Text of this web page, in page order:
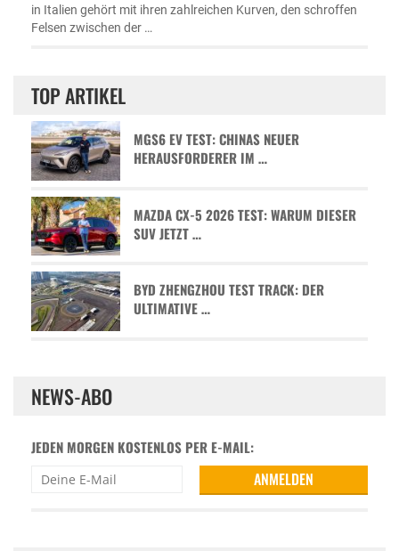
in Italien gehört mit ihren zahlreichen Kurven, den schroffen
Felsen zwischen der …
TOP ARTIKEL
MGS6 EV TEST: CHINAS NEUER
HERAUSFORDERER IM …
MAZDA CX-5 2026 TEST: WARUM DIESER
SUV JETZT …
BYD ZHENGZHOU TEST TRACK: DER
ULTIMATIVE …
NEWS-ABO
JEDEN MORGEN KOSTENLOS PER E-MAIL: